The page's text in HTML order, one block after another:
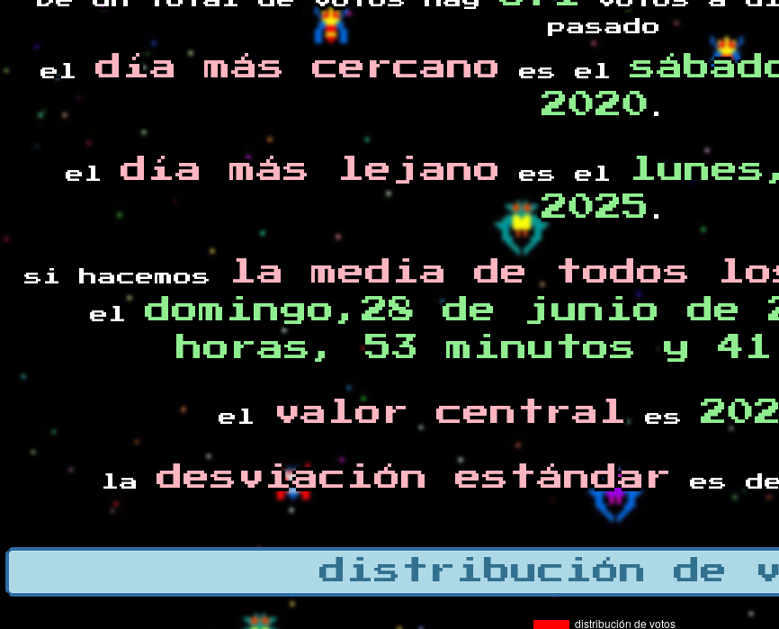
pasado
el día más cercano es el
2020 .
el día más lejano es el
2025 .
si hacemos la media de todos
el domingo,28 de junio de
horas, 53 minutos y 41
el valor centrales
la desviación estándar es
distribución de